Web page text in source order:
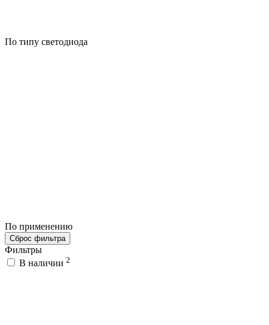
По типу светодиода
По применению
Сброс фильтра
Фильтры
В наличии 2